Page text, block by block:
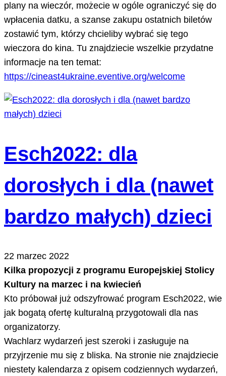
plany na wieczór, możecie w ogóle ograniczyć się do
wpłacenia datku, a szanse zakupu ostatnich biletów
zostawić tym, którzy chcieliby wybrać się tego
wieczora do kina. Tu znajdziecie wszelkie przydatne
informacje na ten temat:
https://cineast4ukraine.eventive.org/welcome
Esch2022: dla
dorosłych i dla (nawet
bardzo małych) dzieci
22 marzec 2022
Kilka propozycji z programu Europejskiej Stolicy
Kultury na marzec i na kwiecień
Kto próbował już odszyfrować program Esch2022, wie
jak bogatą ofertę kulturalną przygotowali dla nas
organizatorzy.
Wachlarz wydarzeń jest szeroki i zasługuje na
przyjrzenie mu się z bliska. Na stronie nie znajdziecie
niestety kalendarza z opisem codziennych wydarzeń,